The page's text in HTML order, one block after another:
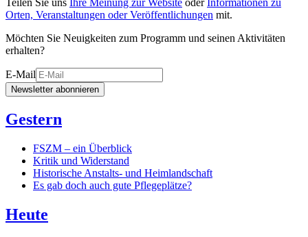
Teilen Sie uns Ihre Meinung zur Website oderInformationen zu
Orten, Veranstaltungen oder Veröffentlichungen mit.
Möchten Sie Neuigkeiten zum Programm und seinen Aktivitäten
erhalten?
E-Mail
Newsletter abonnieren
Gestern
FSZM – ein Überblick
Kritik und Widerstand
Historische Anstalts- und Heimlandschaft
Es gab doch auch gute Pflegeplätze?
Heute